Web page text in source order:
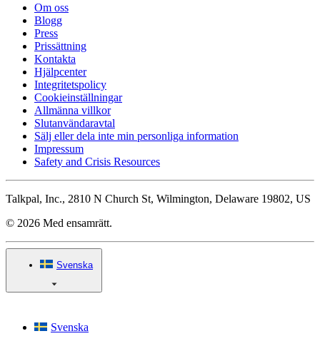
Om oss
Blogg
Press
Prissättning
Kontakta
Hjälpcenter
Integritetspolicy
Cookieinställningar
Allmänna villkor
Slutanvändaravtal
Sälj eller dela inte min personliga information
Impressum
Safety and Crisis Resources
Talkpal, Inc., 2810 N Church St, Wilmington, Delaware 19802, US
© 2026 Med ensamrätt.
Svenska
Svenska